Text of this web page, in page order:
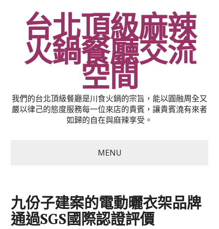
台北頂級麻辣
火鍋餐廳交流
空間
我們的台北頂級餐廳是川食火鍋的宗旨，能以圓融周全又
嚴以律己的態度服務每一位來店的貴賓，讓貴賓澆有來者
如歸的自在與麻辣享受。
MENU
九份子建案的電動曬衣架品牌
通過SGS國際認證評價